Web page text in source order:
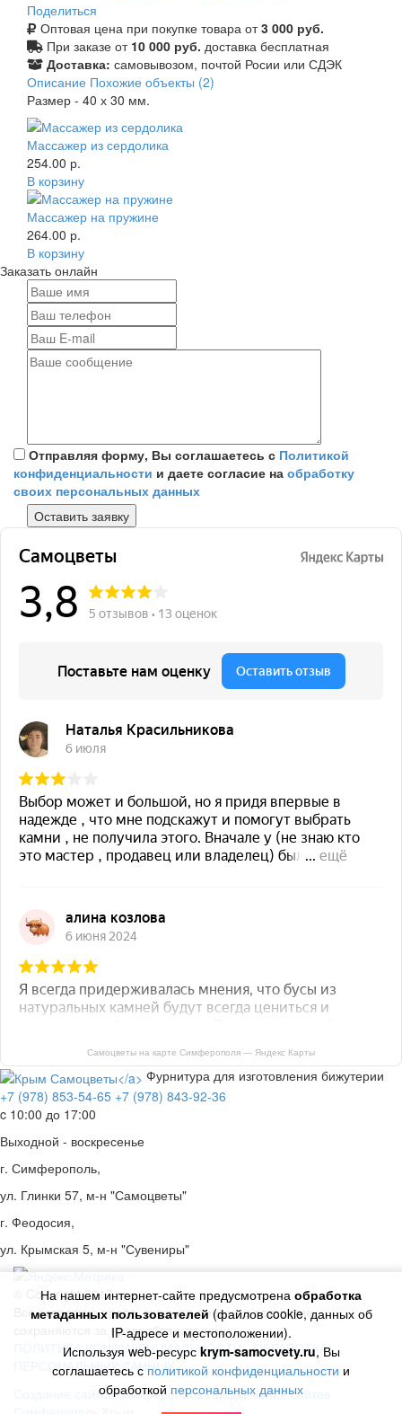
На нашем интернет-сайте предусмотрена обработка
метаданных пользователей (файлов cookie, данных об
IP-адресе и местоположении).
Используя web-ресурс krym-samocvety.ru, Вы
соглашаетесь с политикой конфиденциальности и
обработкой персональных данных
Поделиться
Оптовая цена при покупке товара от3 000 руб.
При заказе от 10 000 руб. доставка бесплатная
Доставка: самовывозом, почтой Росии или СДЭК
Описание Похожие объекты (2)
Размер - 40 х 30 мм.
Массажер из сердолика
254.00 р.
В корзину
Массажер на пружине
264.00 р.
В корзину
Заказать онлайн
Отправляя форму, Вы соглашаетесь с Политикой
конфиденциальности и даете согласие на обработку
своих персональных данных
Самоцветы на карте Симферополя — Яндекс Карты
Фурнитура для изготовления бижутерии
+7 (978) 853-54-65 +7 (978) 843-92-36
c 10:00 до 17:00
Выходной - воскресенье
г. Симферополь,
ул. Глинки 57, м-н "Самоцветы"
г. Феодосия,
ул. Крымская 5, м-н "Сувениры"
© Copyright 2017 год.
Все авторские права, включая смежные авторские,
сохраняются за правообладателями
ПОЛИТИКА КОНФИДЕНЦИАЛЬНОСТИ ОБРАБОТКА
ПЕРСОНАЛЬНЫХ ДАННЫХ
Создание сайтов СимферопольПродвижение сайтов